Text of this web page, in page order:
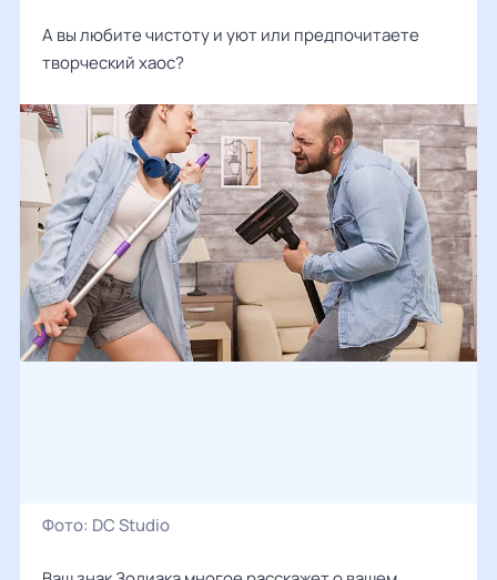
А вы любите чистоту и уют или предпочитаете
творческий хаос?
Фото: DC Studio